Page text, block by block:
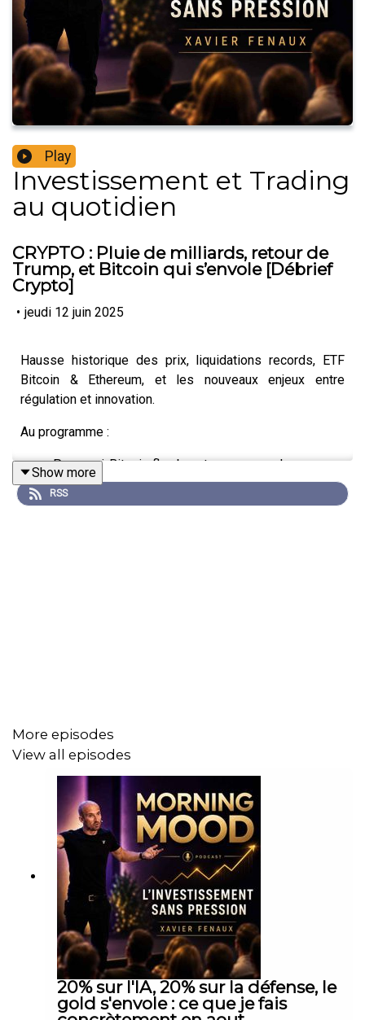
Play
Investissement et Trading
au quotidien
CRYPTO : Pluie de milliards, retour de
Trump, et Bitcoin qui s’envole [Débrief
Crypto]
• jeudi 12 juin 2025
Hausse historique des prix, liquidations records, ETF
Bitcoin & Ethereum, et les nouveaux enjeux entre
régulation et innovation.
Au programme :
Pourquoi Bitcoin flambe et ce que ça change pour
les investisseurs
L’afflux massif d’argent institutionnel (fonds, ETF,
Show more
RSS
More episodes
View all episodes
20% sur l'IA, 20% sur la défense, le
gold s'envole : ce que je fais